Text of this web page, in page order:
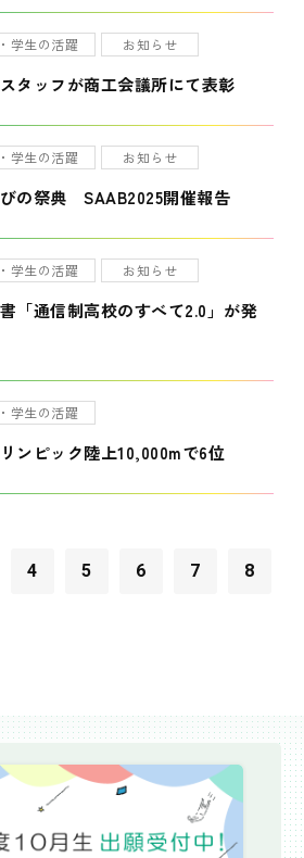
学生の活躍 お知らせ
タッフが商工会議所にて表彰
学生の活躍 お知らせ
の祭典 SAAB2025開催報告
学生の活躍 お知らせ
「通信制高校のすべて2.0」が発
学生の活躍
ンピック陸上10,000mで6位
4 5 6 7 8